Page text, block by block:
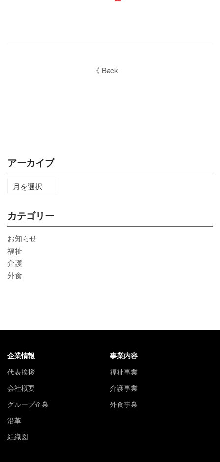
《 Back
アーカイブ
カテゴリー
お知らせ
福祉
介護
外食
企業情報
代表挨拶
会社概要
グループ企業
沿革
組織図
事業内容
福祉事業
介護事業
外食事業